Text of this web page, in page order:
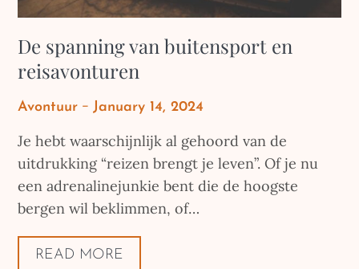
De spanning van buitensport en
reisavonturen
Avontuur
Posted
January 14, 2024
Je hebt waarschijnlijk al gehoord van de
uitdrukking “reizen brengt je leven”. Of je nu
een adrenalinejunkie bent die de hoogste
bergen wil beklimmen, of…
READ MORE